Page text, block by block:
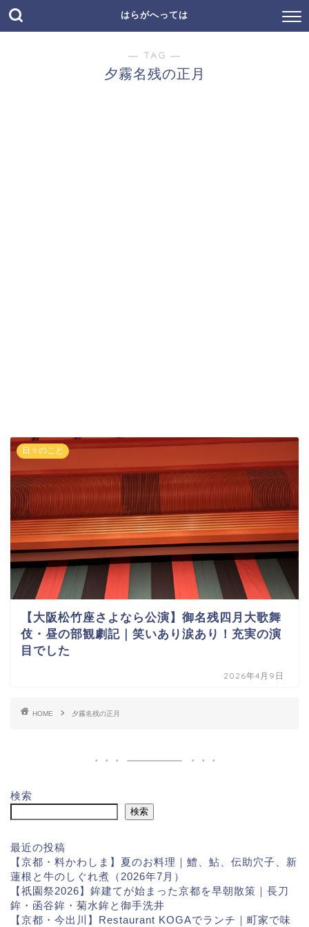
はらがへっては
― TAG ―
夕霧名残の正月
日々のこと
【大阪松竹座さよなら公演】御名残四月大歌舞
伎・昼の部観劇記｜笑いあり涙あり！充実の演
目でした
2026年4月9日
HOME 夕霧名残の正月
検索
検索
最近の投稿
【京都・料かわしま】夏のお料理｜鱧、鮎、伝助穴子、新
蓮根と牛のしぐれ煮（2026年7月）
【祇園祭2026】鉾建てが始まった京都を早朝散策｜長刀
鉾・函谷鉾・菊水鉾と御手洗井
【京都・今出川】Restaurant KOGAでランチ｜町家で味